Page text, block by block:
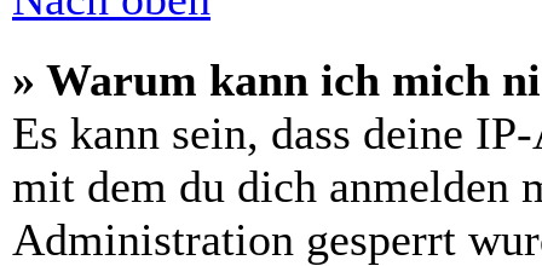
» Warum kann ich mich
Es kann sein, dass deine
mit dem du dich anmelden
Administration gesperrt